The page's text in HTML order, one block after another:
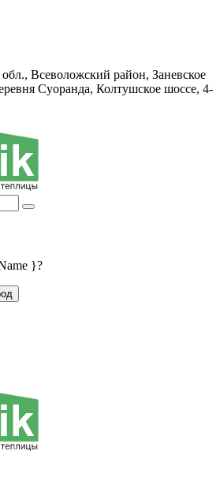
Всеволожский район, Заневское
Суоранда, Колтушское шоссе, 4-
}?